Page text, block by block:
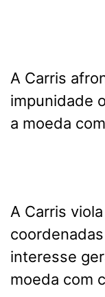
A Carris
impunidade
a moeda
A Carris
interesse
moeda com